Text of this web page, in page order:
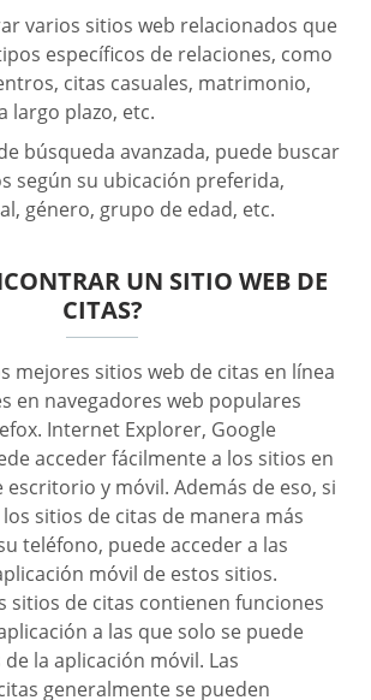
varios sitios web relacionados que
específicos de relaciones, como
citas casuales, matrimonio,
largo plazo, etc.
búsqueda avanzada, puede buscar
según su ubicación preferida,
género, grupo de edad, etc.
UN SITIO WEB DE
CITAS?
mejores sitios web de citas en línea
en navegadores web populares
Internet Explorer, Google
acceder fácilmente a los sitios en
escritorio y móvil. Además de eso, si
sitios de citas de manera más
teléfono, puede acceder a las
móvil de estos sitios.
sitios de citas contienen funciones
a las que solo se puede
la aplicación móvil. Las
generalmente se pueden